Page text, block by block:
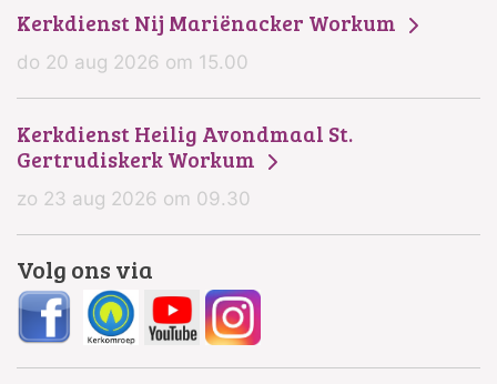
Kerkdienst Nij Mariënacker Workum
do 20 aug 2026 om 15.00
Kerkdienst Heilig Avondmaal St.
Gertrudiskerk Workum
zo 23 aug 2026 om 09.30
Volg ons via